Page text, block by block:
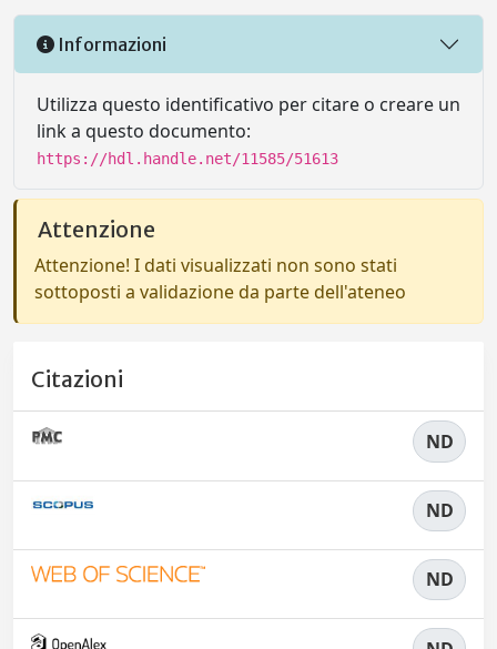
Informazioni
Utilizza questo identificativo per citare o creare un
link a questo documento:
https://hdl.handle.net/11585/51613
Attenzione
Attenzione! I dati visualizzati non sono stati
sottoposti a validazione da parte dell'ateneo
Citazioni
ND
ND
ND